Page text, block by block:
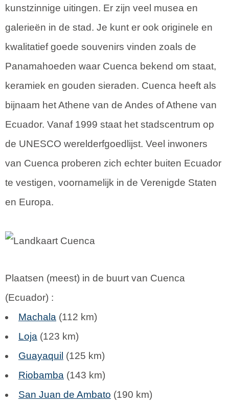
kunstzinnige uitingen. Er zijn veel musea en
galerieën in de stad. Je kunt er ook originele en
kwalitatief goede souvenirs vinden zoals de
Panamahoeden waar Cuenca bekend om staat,
keramiek en gouden sieraden. Cuenca heeft als
bijnaam het Athene van de Andes of Athene van
Ecuador. Vanaf 1999 staat het stadscentrum op
de UNESCO werelderfgoedlijst. Veel inwoners
van Cuenca proberen zich echter buiten Ecuador
te vestigen, voornamelijk in de Verenigde Staten
en Europa.
Plaatsen (meest) in de buurt van Cuenca
(Ecuador) :
Machala (112 km)
Loja (123 km)
Guayaquil (125 km)
Riobamba (143 km)
San Juan de Ambato (190 km)